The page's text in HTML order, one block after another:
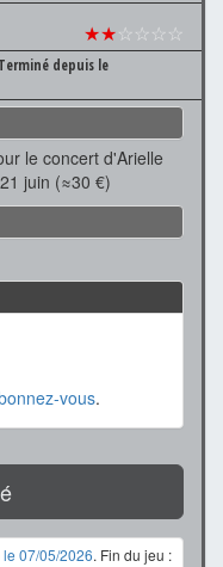
★★☆☆☆☆
depuis le
le concert d'Arielle
juin (≈30 €)
vous.
le 07/05/2026. Fin du jeu :